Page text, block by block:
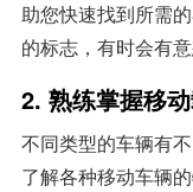
助您快速找到所需
的标志，有时会有意
2. 熟练掌握移
不同类型的车辆有
了解各种移动车辆